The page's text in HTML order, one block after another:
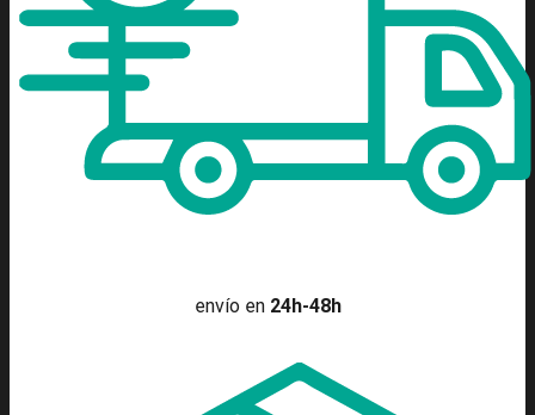
envío en 24h-48h